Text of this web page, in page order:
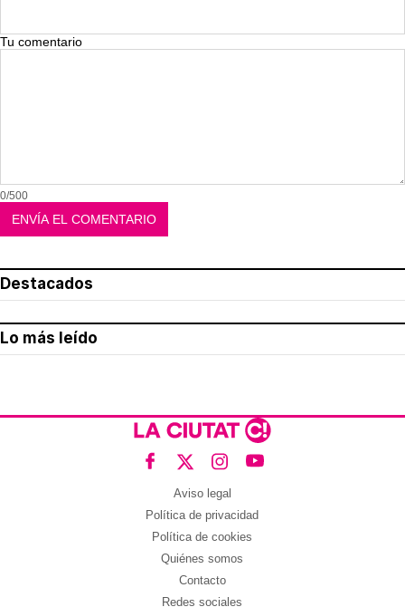
Tu comentario
0/500
Destacados
Lo más leído
Aviso legal
Política de privacidad
Política de cookies
Quiénes somos
Contacto
Redes sociales